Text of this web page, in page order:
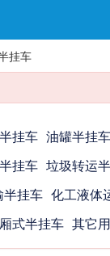
挂车
挂车 油罐半挂车
挂车 垃圾转运
半挂车 化工液体
厢式半挂车 其它